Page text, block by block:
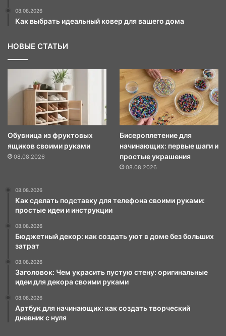
08.08.2026
Как выбрать идеальный ковер для вашего дома
НОВЫЕ СТАТЬИ
Обувница из фруктовых
ящиков своими руками
08.08.2026
Бисероплетение для
начинающих: первые шаги и
простые украшения
08.08.2026
08.08.2026
Как сделать подставку для телефона своими руками:
простые идеи и инструкции
08.08.2026
Бюджетный декор: как создать уют в доме без больших
затрат
08.08.2026
Заголовок: Чем украсить пустую стену: оригинальные
идеи для декора своими руками
08.08.2026
Артбук для начинающих: как создать творческий
дневник с нуля